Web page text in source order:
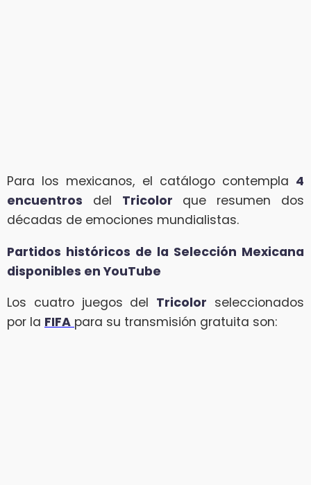
Para los mexicanos, el catálogo contempla 4
encuentros del Tricolor que resumen dos
décadas de emociones mundialistas.
Partidos históricos de la Selección Mexicana
disponibles en YouTube
Los cuatro juegos del Tricolor seleccionados
por la FIFA para su transmisión gratuita son: